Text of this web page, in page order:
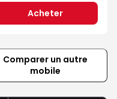
Acheter
Comparer un autre
mobile